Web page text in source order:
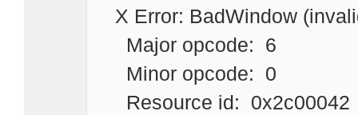
X Error: BadWindow
Major opcode: 6
Minor opcode: 0
Resource id: 0x2c00042